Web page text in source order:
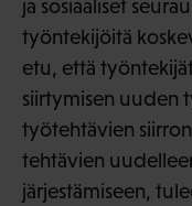
ja sosiaaliset
työntekijöitä
etu, että
siirtymisen uuden
työtehtävien
tehtävien
järjestämiseen,